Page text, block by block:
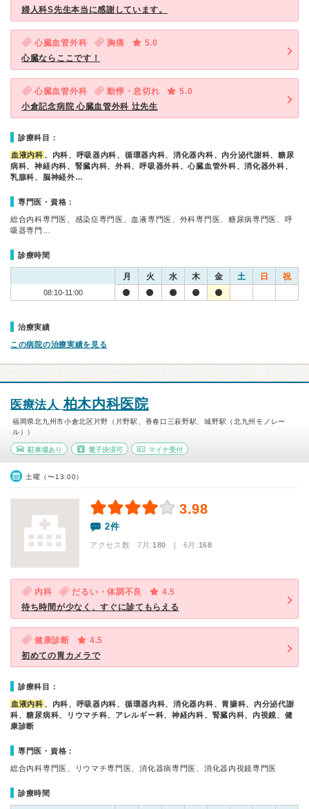
婦人科S先生本当に感謝しています。
心臓血管外科 胸痛
5.0
心臓ならここです！
心臓血管外科 動悸・息切れ
5.0
小倉記念病院 心臓血管外科 辻先生
診療科目：
血液内科 、内科、呼吸器内科、循環器内科、消化器内科、内分泌代謝科、糖尿
病科、神経内科、腎臓内科、外科、呼吸器外科、心臓血管外科、消化器外科、
乳腺科、脳神経外…
専門医・資格：
総合内科専門医、感染症専門医、血液専門医、外科専門医、糖尿病専門医、呼
吸器専門…
診療時間
月 火 水 木 金 土 日 祝
08:10-11:00
治療実績
この病院の治療実績を見る
医療法人柏木内科医院
福岡県北九州市小倉北区片野（片野駅、香春口三萩野駅、城野駅（北九州モノレー
ル））
駐車場あり 電子決済可 マイナ受付
土曜（〜13:00）
3.98
2件
アクセス数 7月:180 | 6月:168
内科 だるい・体調不良
4.5
待ち時間が少なく、すぐに診てもらえる
健康診断
4.5
初めての胃カメラで
診療科目：
血液内科 、内科、呼吸器内科、循環器内科、消化器内科、胃腸科、内分泌代謝
科、糖尿病科、リウマチ科、アレルギー科、神経内科、腎臓内科、内視鏡、健
康診断
専門医・資格：
総合内科専門医、リウマチ専門医、消化器病専門医、消化器内視鏡専門医
診療時間